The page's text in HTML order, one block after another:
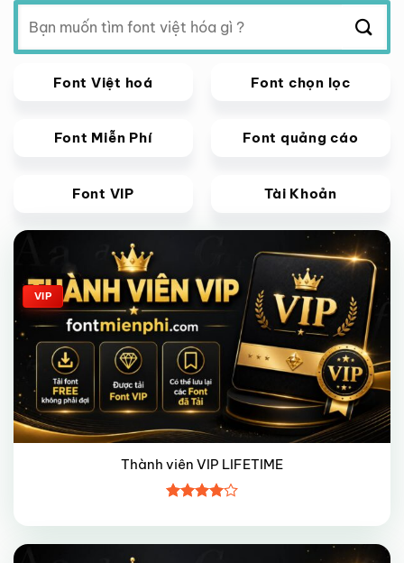
Tìm
kiếm:
Font Việt hoá Font chọn lọc
Font Miễn Phí Font quảng cáo
Font VIP Tài Khoản
Giảm giá!
VIP
Thành viên VIP LIFETIME
xếp hạng
45 sao
Giảm giá!